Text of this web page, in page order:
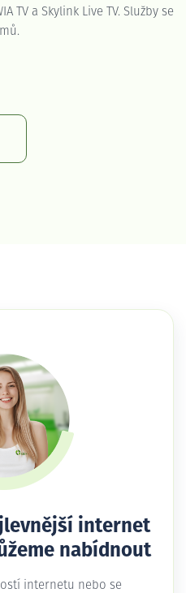
TV a Skylink Live TV. Služby se
internet
nabídnout
internetu nebo se